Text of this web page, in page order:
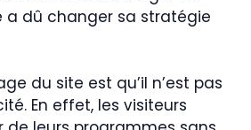
a dû changer sa stratégie
du site est qu’il n’est pas
En effet, les visiteurs